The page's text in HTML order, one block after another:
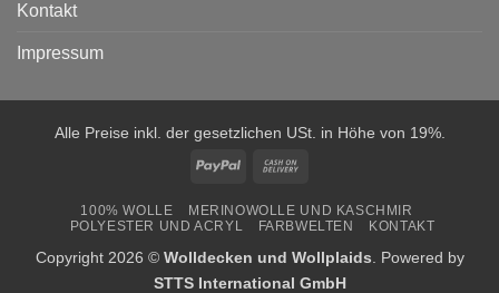
Kontakt
Impressum
Alle Preise inkl. der gesetzlichen USt. in Höhe von 19%.
PayPal
Delivery
100% WOLLE
MERINOWOLLE UND KASCHMIR
POLYESTER UND ACRYL
FARBWELTEN KONTAKT
Copyright 2026 © Wolldecken und Wollplaids. Powered by
STTS International GmbH